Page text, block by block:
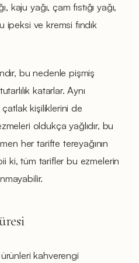
kaju yağı, çam fıstığı yağı,
ipeksi ve kremsi fındık
bu nedenle pişmiş
katarlar. Aynı
kişiliklerini de
oldukça yağlıdır, bu
her tarifte tereyağının
ki, tüm tarifler bu ezmelerin
kahverengi